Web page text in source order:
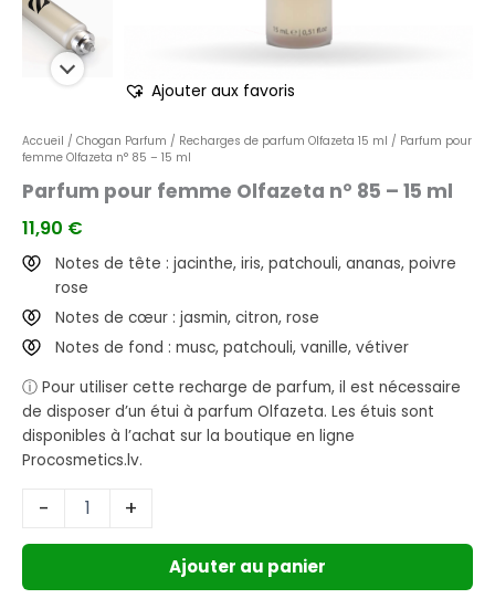
Ajouter aux favoris
Accueil / Chogan Parfum / Recharges de parfum Olfazeta 15 ml / Parfum pour
femme Olfazeta n° 85 – 15 ml
Parfum pour femme Olfazeta n° 85 – 15 ml
11,90 €
Notes de tête : jacinthe, iris, patchouli, ananas, poivre
rose
Notes de cœur : jasmin, citron, rose
Notes de fond : musc, patchouli, vanille, vétiver
ⓘ Pour utiliser cette recharge de parfum, il est nécessaire
de disposer d’un étui à parfum Olfazeta. Les étuis sont
disponibles à l’achat sur la boutique en ligne
Procosmetics.lv.
- +
Ajouter au panier